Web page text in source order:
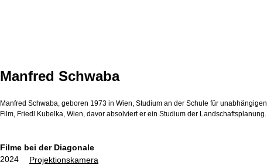
Manfred Schwaba
Manfred Schwaba, geboren 1973 in Wien, Studium an der Schule für unabhängigen
Film, Friedl Kubelka, Wien, davor absolviert er ein Studium der Landschaftsplanung.
Filme bei der Diagonale
2024
Projektionskamera